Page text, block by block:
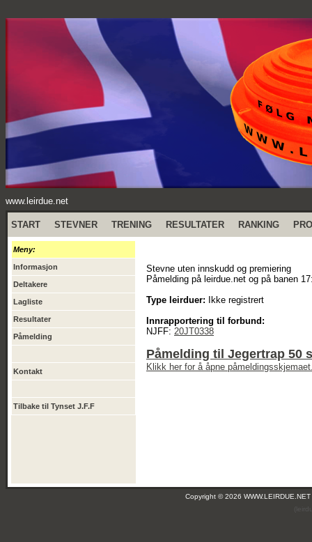
www.leirdue.net
START STEVNER TRENING RESULTATER RANKING
Meny:
Informasjon
Deltakere
Lagliste
Resultater
Påmelding
Kontakt
Tilbake til Tynset J.F.F
Stevne uten innskudd og premiering
Påmelding på leirdue.net og på banen
Type leirduer: Ikke registrert
Innrapportering til forbund:
NJFF: 20JT0338
Påmelding til Jegertrap 50
Klikk her for å åpne
Copyright © 2026